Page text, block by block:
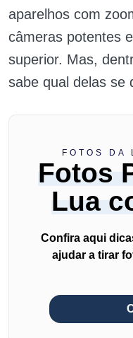
aparelhos com
câmeras potentes
superior. Mas,
sabe qual delas se
FOTOS DA
Fotos
Lua
Confira aqui
ajudar a tirar